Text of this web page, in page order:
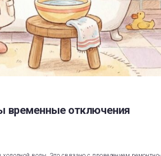
временные отключения